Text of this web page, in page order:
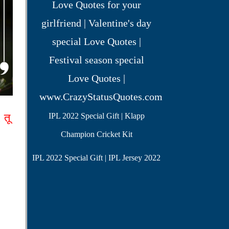
तू IPL 2022 Special Gift | Klapp
Champion Cricket Kit
IPL 2022 Special Gift | IPL Jersey 2022